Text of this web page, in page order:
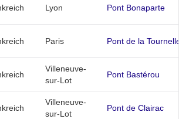
Lyon Pont Bonaparte
Paris Pont de la
Villeneuve-
sur-Lot
Pont Bastérou
Villeneuve-
sur-Lot
Pont de Clairac